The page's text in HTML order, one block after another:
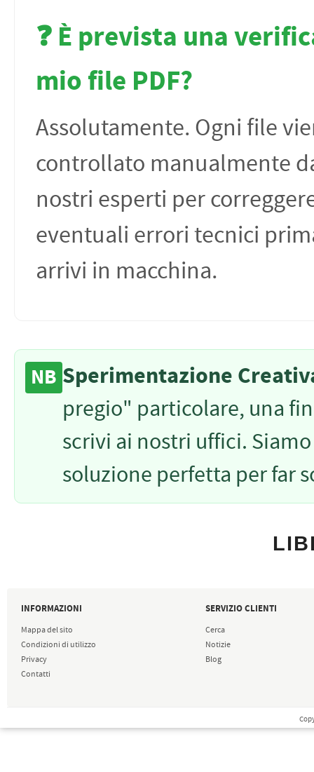
❓ È prevista una
mio file PDF?
Assolutamente. Ogni file
controllato manualmente
nostri esperti per
eventuali errori tecnici
arrivi in macchina.
NB Sperimentazione
pregio" particolare, una
scrivi ai nostri uffici.
soluzione perfetta per far
INFORMAZIONI
Mappa del sito
Condizioni di utilizzo
Privacy
Contatti
SERVIZIO CLIENTI
Cerca
Notizie
Blog